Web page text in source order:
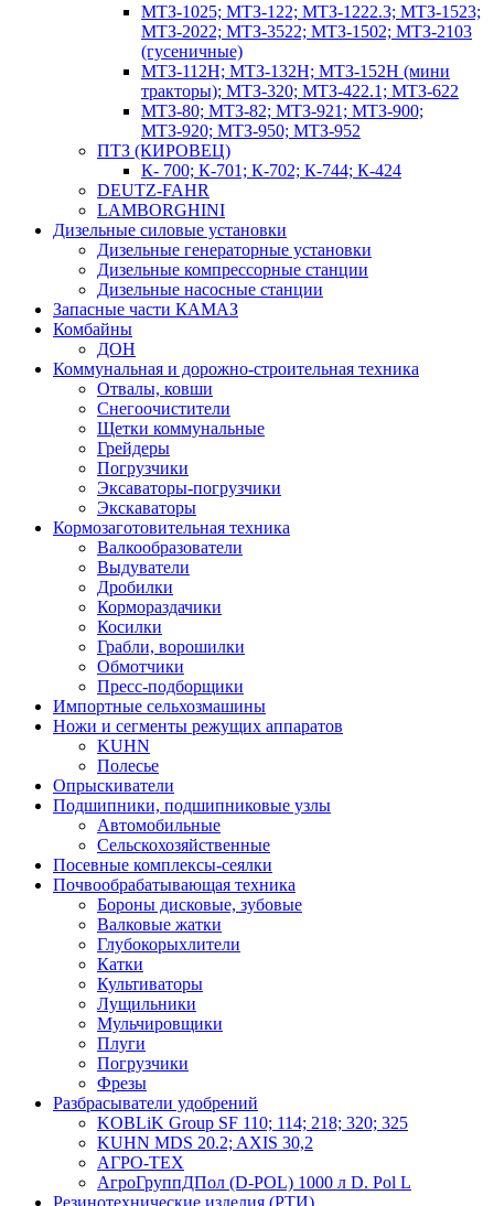
МТЗ-1025; МТЗ-122; МТЗ-1222.3; МТЗ-1523;
МТЗ-2022; МТЗ-3522; МТЗ-1502; МТЗ-2103
(гусеничные)
МТЗ-112Н; МТЗ-132Н; МТЗ-152Н (мини
тракторы); МТЗ-320; МТЗ-422.1; МТЗ-622
МТЗ-80; МТЗ-82; МТЗ-921; МТЗ-900;
МТЗ-920; МТЗ-950; МТЗ-952
ПТЗ (КИРОВЕЦ)
К- 700; К-701; К-702; К-744; К-424
DEUTZ-FAHR
LAMBORGHINI
Дизельные силовые установки
Дизельные генераторные установки
Дизельные компрессорные станции
Дизельные насосные станции
Запасные части КАМАЗ
Комбайны
ДОН
Коммунальная и дорожно-строительная техника
Отвалы, ковши
Снегоочистители
Щетки коммунальные
Грейдеры
Погрузчики
Эксаваторы-погрузчики
Экскаваторы
Кормозаготовительная техника
Валкообразователи
Выдуватели
Дробилки
Кормораздачики
Косилки
Грабли, ворошилки
Обмотчики
Пресс-подборщики
Импортные сельхозмашины
Ножи и сегменты режущих аппаратов
KUHN
Полесье
Опрыскиватели
Подшипники, подшипниковые узлы
Автомобильные
Сельскохозяйственные
Посевные комплексы-сеялки
Почвообрабатывающая техника
Бороны дисковые, зубовые
Валковые жатки
Глубокорыхлители
Катки
Культиваторы
Лущильники
Мульчировщики
Плуги
Погрузчики
Фрезы
Разбрасыватели удобрений
KOBLiK Group SF 110; 114; 218; 320; 325
KUHN MDS 20.2; AXIS 30,2
АГРО-ТЕХ
АгроГруппДПол (D-POL) 1000 л D. Pol L
Резинотехнические изделия (РТИ)